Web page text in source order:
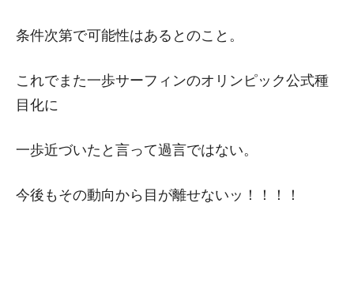
条件次第で可能性はあるとのこと。
これでまた一歩サーフィンのオリンピック公式種
目化に
一歩近づいたと言って過言ではない。
今後もその動向から目が離せないッ！！！！